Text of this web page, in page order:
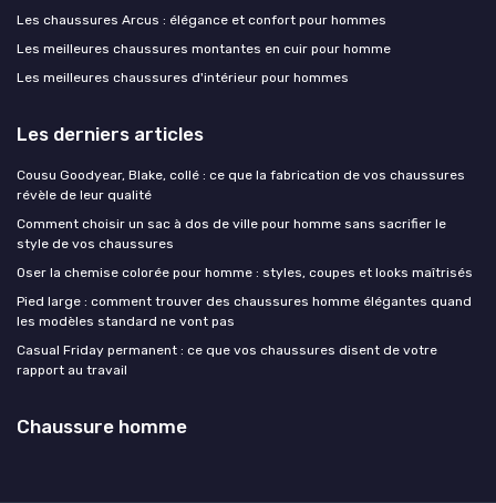
Les chaussures Arcus : élégance et confort pour hommes
Les meilleures chaussures montantes en cuir pour homme
Les meilleures chaussures d'intérieur pour hommes
Les derniers articles
Cousu Goodyear, Blake, collé : ce que la fabrication de vos chaussures
révèle de leur qualité
Comment choisir un sac à dos de ville pour homme sans sacrifier le
style de vos chaussures
Oser la chemise colorée pour homme : styles, coupes et looks maîtrisés
Pied large : comment trouver des chaussures homme élégantes quand
les modèles standard ne vont pas
Casual Friday permanent : ce que vos chaussures disent de votre
rapport au travail
Chaussure homme